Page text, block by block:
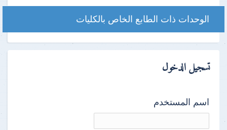
الوحدات ذات الطابع الخاص بالكليات
تسجيل الدخول
اسم المستخدم